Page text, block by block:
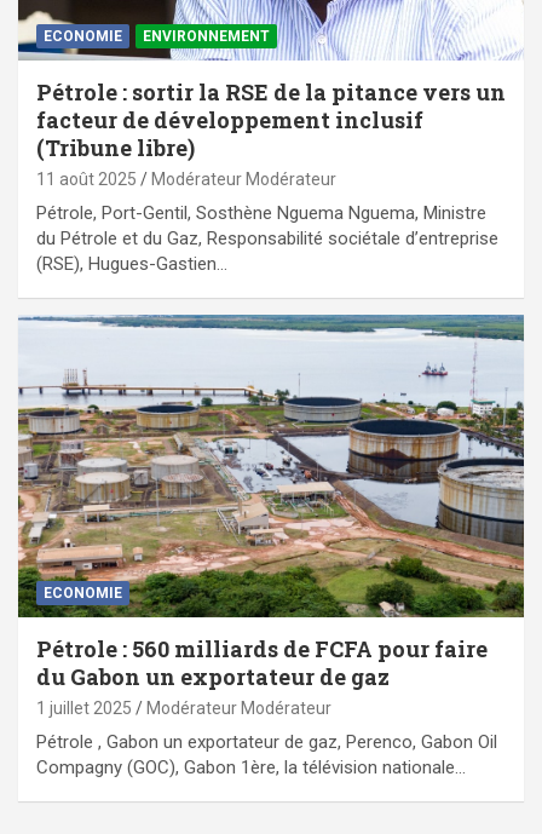
ECONOMIE ENVIRONNEMENT
Pétrole : sortir la RSE de la pitance vers un
facteur de développement inclusif
(Tribune libre)
11 août 2025 Modérateur Modérateur
Pétrole, Port-Gentil, Sosthène Nguema Nguema, Ministre
du Pétrole et du Gaz, Responsabilité sociétale d’entreprise
(RSE), Hugues-Gastien…
ECONOMIE
Pétrole : 560 milliards de FCFA pour faire
du Gabon un exportateur de gaz
1 juillet 2025 Modérateur Modérateur
Pétrole , Gabon un exportateur de gaz, Perenco, Gabon Oil
Compagny (GOC), Gabon 1ère, la télévision nationale…